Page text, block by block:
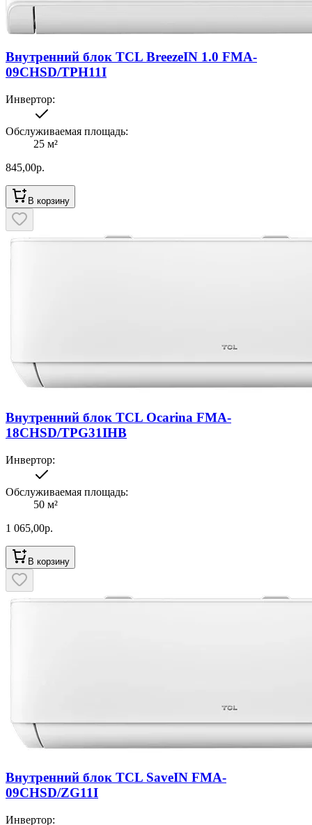
Внутренний блок TCL BreezeIN 1.0 FMA-
09CHSD/TPH11I
Инвертор:
Обслуживаемая площадь:
25 м²
845,00р.
В корзину
Внутренний блок TCL Ocarina FMA-
18CHSD/TPG31IHB
Инвертор:
Обслуживаемая площадь:
50 м²
1 065,00р.
В корзину
Внутренний блок TCL SaveIN FMA-
09CHSD/ZG11I
Инвертор: